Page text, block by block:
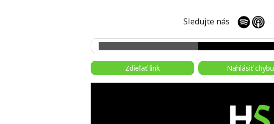
Sledujte nás
Zdieľať link Nahlásiť chybu